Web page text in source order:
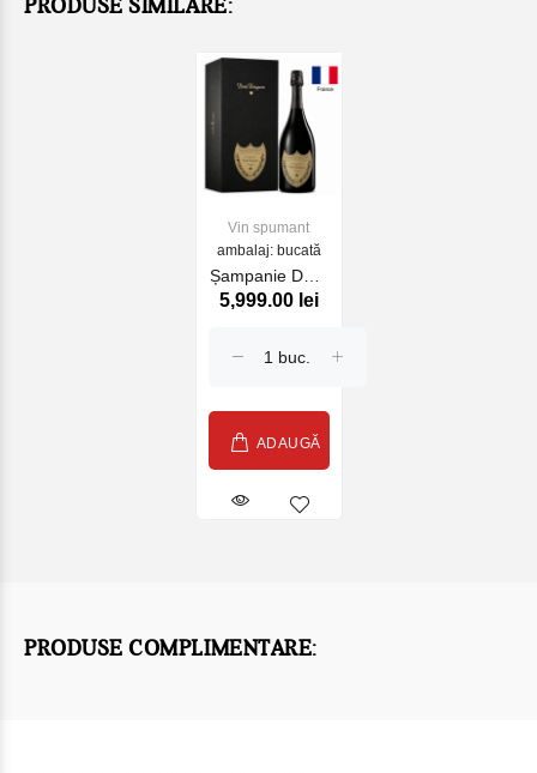
PRODUSE SIMILARE:
Vin spumant
ambalaj: bucată
Șampanie Dom
Pérignon cu
0.75L
5,999.00 lei
ADAUGĂ
PRODUSE COMPLIMENTARE: